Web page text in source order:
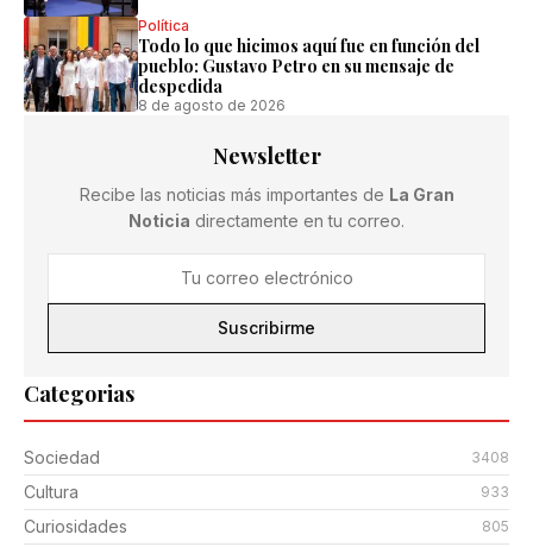
Política
Todo lo que hicimos aquí fue en función del
pueblo: Gustavo Petro en su mensaje de
despedida
8 de agosto de 2026
Categorias
Sociedad 3408
Cultura 933
Curiosidades 805
Newsletter
Recibe las noticias más importantes de La Gran
Noticia directamente en tu correo.
Suscribirme